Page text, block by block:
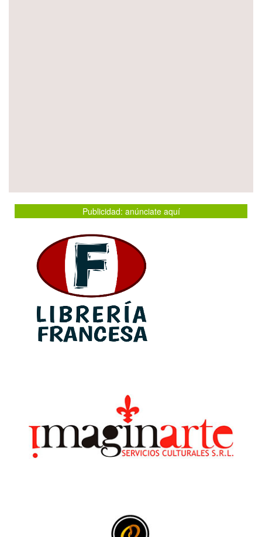
Publicidad: anúnciate aquí